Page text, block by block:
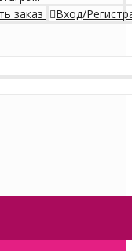
заказ Вход/